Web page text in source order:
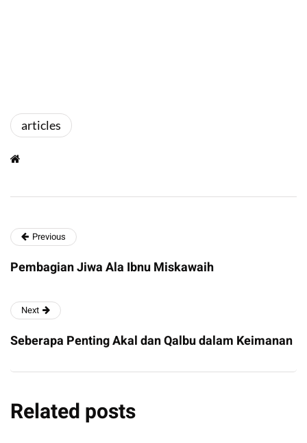
articles
Previous
Pembagian Jiwa Ala Ibnu Miskawaih
Next
Seberapa Penting Akal dan Qalbu dalam Keimanan
Related posts